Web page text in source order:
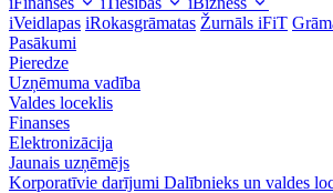
iVeidlapas iRokasgrāmatas Žurnāls iFiT
Pasākumi
Pieredze
Uzņēmuma vadība
Valdes loceklis
Finanses
Elektronizācija
Jaunais uzņēmējs
Korporatīvie darījumi Dalībnieks un valdes